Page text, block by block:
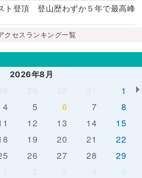
ト登頂 登山歴わずか５年で最高峰
クセスランキング一覧
2026年8月
1
4 5 6 7
8
12 13 14
15
19 20 21
22
26 27 28
29
5